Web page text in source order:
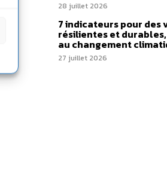
28 juillet 2026
7 indicateurs pour des
résilientes et
au changement
27 juillet 2026